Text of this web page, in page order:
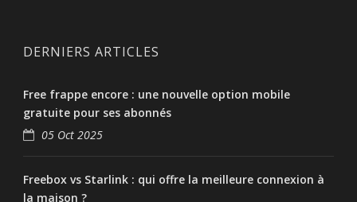
DERNIERS ARTICLES
Free frappe encore : une nouvelle option mobile
gratuite pour ses abonnés
05 Oct 2025
Freebox vs Starlink : qui offre la meilleure connexion à
la maison ?